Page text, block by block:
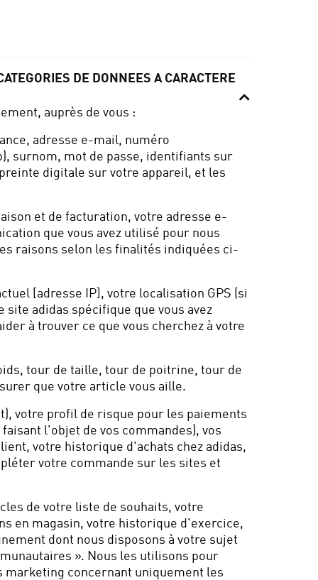
DE DONNEES A CARACTERE
auprès de vous :
adresse e-mail, numéro
surnom, mot de passe, identifiants sur
digitale sur votre appareil, et les
et de facturation, votre adresse e-
que vous avez utilisé pour nous
raisons selon les finalités indiquées ci-
[adresse IP], votre localisation GPS (si
adidas spécifique que vous avez
à trouver ce que vous cherchez à votre
tour de taille, tour de poitrine, tour de
que votre article vous aille.
votre profil de risque pour les paiements
l'objet de vos commandes), vos
votre historique d'achats chez adidas,
votre commande sur les sites et
de votre liste de souhaits, votre
en magasin, votre historique d'exercice,
dont nous disposons à votre sujet
». Nous les utilisons pour
marketing concernant uniquement les